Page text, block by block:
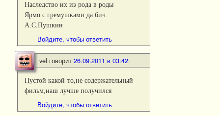
Наследство их из рода в роды
Ярмо с гремушками да бич.
А.С.Пушкин
Войдите, чтобы ответить
vel говорит 26.09.2011 в 03:42:
Пустой какой-то,не содержательный
фильм,наш лучше получился
Войдите, чтобы ответить